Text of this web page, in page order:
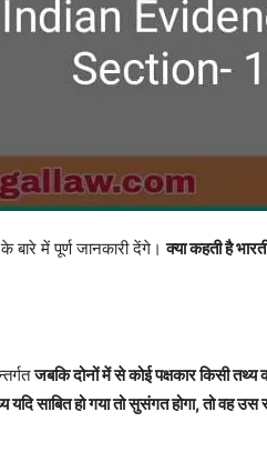
के बारे में पूर्ण जानकारी देंगे।क्या कहती है
जबकि दोनों में से कोई पक्षकार किसी तथ्य
साबित हो गया तो सुसंगत होगा, तो वह उस